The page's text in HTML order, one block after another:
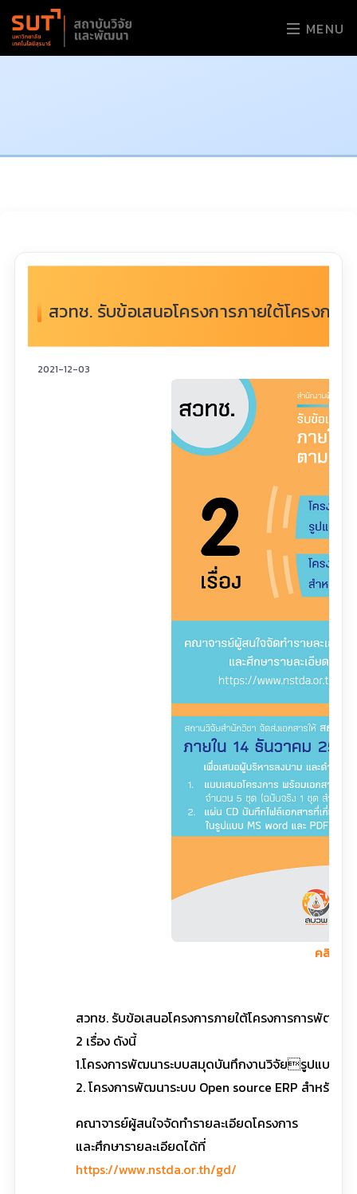
MENU
สวทช. รับข้อเสนอโครงการภายใต้โครงก
2021-12-03
คลิกที่นี่
สวทช. รับข้อเสนอโครงการภายใต้โครงการการพัฒน
2 เรื่อง ดังนี้
1.โครงการพัฒนาระบบสมุดบันทึกงานวิจัยรูปแบบอิ
2. โครงการพัฒนาระบบ Open source ERP สำหรับปร
คณาจารย์ผู้สนใจจัดทำรายละเอียดโครงการ
และศึกษารายละเอียดได้ที่
https://www.nstda.or.th/gd/